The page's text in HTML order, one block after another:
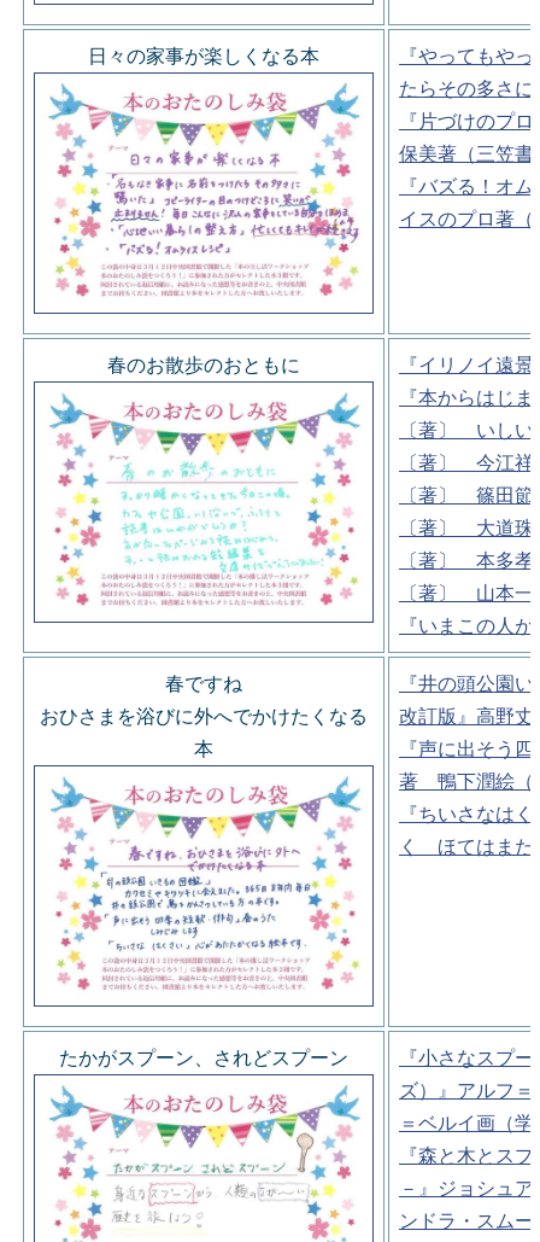
日々の家事が楽しくなる本
『やってもや
たらその多さ
『片づけのプ
保美著（三笠書
『バズる！オ
イスのプロ著
春のお散歩のおともに
『イリノイ遠
『本からはじ
〔著〕 いし
〔著〕 今江
〔著〕 篠田
〔著〕 大道
〔著〕 本多
〔著〕 山本一
『いまこの人
春ですね
おひさまを浴びに外へでかけたくなる
本
『井の頭公園
改訂版』高野
『声に出そう
著 鴨下潤絵（
『ちいさなは
く ほてはまた
たかがスプーン、されどスプーン
『小さなスプ
ズ）』アルフ
＝ベルイ画（
『森と木とス
－』ジョシュ
ンドラ・スム